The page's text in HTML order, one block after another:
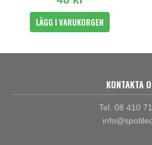
LÄGG I VARUKORGEN
KONTAKTA
Tel. 08 410